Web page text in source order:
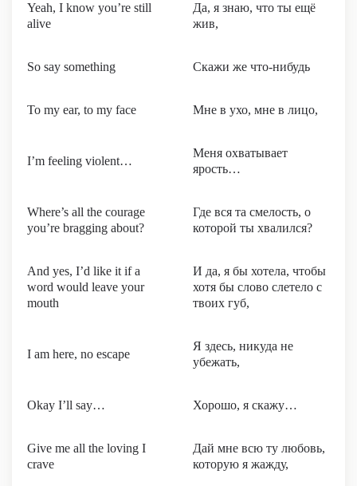
Yeah, I know you’re still
alive
Да, я знаю, что ты ещё
жив,
So say something Скажи же что-нибудь
To my ear, to my face Мне в ухо, мне в лицо,
I’m feeling violent…
Меня охватывает
ярость…
Where’s all the courage
you’re bragging about?
Где вся та смелость, о
которой ты хвалился?
And yes, I’d like it if a
word would leave your
mouth
И да, я бы хотела, чтобы
хотя бы слово слетело с
твоих губ,
I am here, no escape
Я здесь, никуда не
убежать,
Okay I’ll say… Хорошо, я скажу…
Give me all the loving I
crave
Дай мне всю ту любовь,
которую я жажду,